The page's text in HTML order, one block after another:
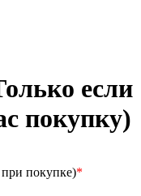
если
покупку)
покупке)*